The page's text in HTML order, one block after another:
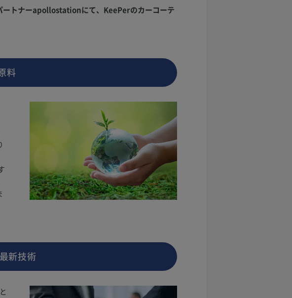
ートナーapollostationにて、KeePerのカーコーテ
料
新技術